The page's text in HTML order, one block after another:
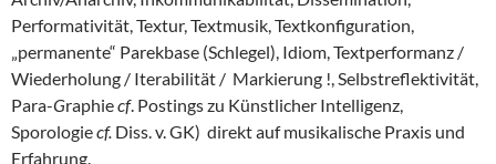
Performativität, Textur, Textmusik, Textkonfiguration,
„permanente“ Parekbase (Schlegel), Idiom, Textperformanz /
Wiederholung / Iterabilität / Markierung !, Selbstreflektivität,
Para-Graphiecf. Postings zu Künstlicher Intelligenz,
Sporologiecf. Diss. v. GK) direkt auf musikalische Praxis und
Erfahrung.